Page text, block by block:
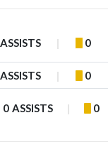
ASSISTS 0
ASSISTS 0
0 ASSISTS 0